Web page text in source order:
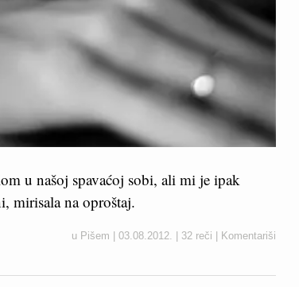
u našoj spavaćoj sobi, ali mi je ipak
mirisala na oproštaj.
u Pišem 03.08.2012. 32 reči Komentariši